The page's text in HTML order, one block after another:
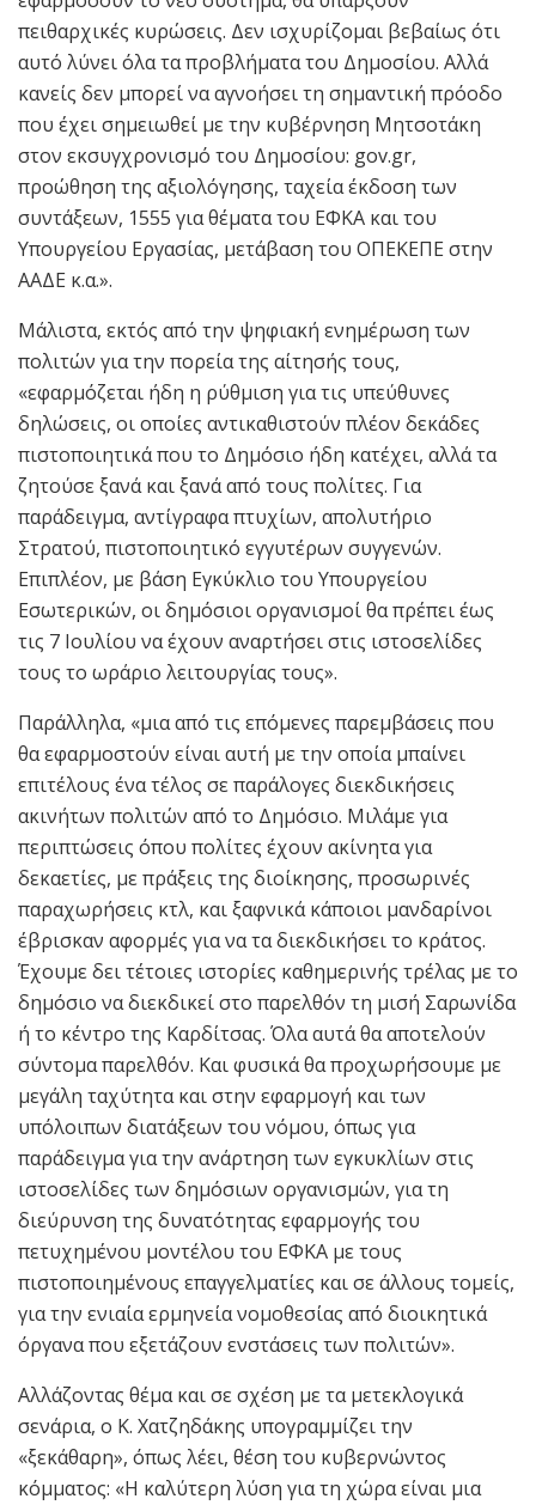
πειθαρχικές κυρώσεις. Δεν ισχυρίζομαι βεβαίως ότι
αυτό λύνει όλα τα προβλήματα του Δημοσίου. Αλλά
κανείς δεν μπορεί να αγνοήσει τη σημαντική πρόοδο
που έχει σημειωθεί με την κυβέρνηση Μητσοτάκη
στον εκσυγχρονισμό του Δημοσίου: gov.gr,
προώθηση της αξιολόγησης, ταχεία έκδοση των
συντάξεων, 1555 για θέματα του ΕΦΚΑ και του
Υπουργείου Εργασίας, μετάβαση του ΟΠΕΚΕΠΕ στην
ΑΑΔΕ κ.α.».
Μάλιστα, εκτός από την ψηφιακή ενημέρωση των
πολιτών για την πορεία της αίτησής τους,
«εφαρμόζεται ήδη η ρύθμιση για τις υπεύθυνες
δηλώσεις, οι οποίες αντικαθιστούν πλέον δεκάδες
πιστοποιητικά που το Δημόσιο ήδη κατέχει, αλλά τα
ζητούσε ξανά και ξανά από τους πολίτες. Για
παράδειγμα, αντίγραφα πτυχίων, απολυτήριο
Στρατού, πιστοποιητικό εγγυτέρων συγγενών.
Επιπλέον, με βάση Εγκύκλιο του Υπουργείου
Εσωτερικών, οι δημόσιοι οργανισμοί θα πρέπει έως
τις 7 Ιουλίου να έχουν αναρτήσει στις ιστοσελίδες
τους το ωράριο λειτουργίας τους».
Παράλληλα, «μια από τις επόμενες παρεμβάσεις που
θα εφαρμοστούν είναι αυτή με την οποία μπαίνει
επιτέλους ένα τέλος σε παράλογες διεκδικήσεις
ακινήτων πολιτών από το Δημόσιο. Μιλάμε για
περιπτώσεις όπου πολίτες έχουν ακίνητα για
δεκαετίες, με πράξεις της διοίκησης, προσωρινές
παραχωρήσεις κτλ, και ξαφνικά κάποιοι μανδαρίνοι
έβρισκαν αφορμές για να τα διεκδικήσει το κράτος.
Έχουμε δει τέτοιες ιστορίες καθημερινής τρέλας με το
δημόσιο να διεκδικεί στο παρελθόν τη μισή Σαρωνίδα
ή το κέντρο της Καρδίτσας. Όλα αυτά θα αποτελούν
σύντομα παρελθόν. Και φυσικά θα προχωρήσουμε με
μεγάλη ταχύτητα και στην εφαρμογή και των
υπόλοιπων διατάξεων του νόμου, όπως για
παράδειγμα για την ανάρτηση των εγκυκλίων στις
ιστοσελίδες των δημόσιων οργανισμών, για τη
διεύρυνση της δυνατότητας εφαρμογής του
πετυχημένου μοντέλου του ΕΦΚΑ με τους
πιστοποιημένους επαγγελματίες και σε άλλους τομείς,
για την ενιαία ερμηνεία νομοθεσίας από διοικητικά
όργανα που εξετάζουν ενστάσεις των πολιτών».
Αλλάζοντας θέμα και σε σχέση με τα μετεκλογικά
σενάρια, ο Κ. Χατζηδάκης υπογραμμίζει την
«ξεκάθαρη», όπως λέει, θέση του κυβερνώντος
κόμματος: «Η καλύτερη λύση για τη χώρα είναι μια